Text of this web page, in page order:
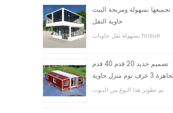
تجميعها بسهولة ومريحة البيت
حاوية النقل
بسهولة نقل حاويات hosue
تصميم جديد 20 قدم 40 قدم
الجاهزة 3 غرف نوم منزل حاوية
قابلة للتوسيع صغيرة
تم تطوير هذا النوع من البيوت